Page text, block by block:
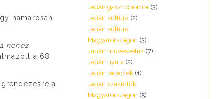
hamarosan
nehéz
a 68
a
Japán gasztronómia (3)
Japán kultúra (2)
Japán kultúra
Magyarországon (3)
Japán művészetek (7)
Japán nyelv (2)
Japán receptek (1)
Japán szakértők
Magyarországon (5)